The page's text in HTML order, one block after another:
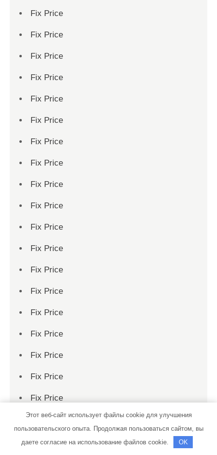
Fix Price
Fix Price
Fix Price
Fix Price
Fix Price
Fix Price
Fix Price
Fix Price
Fix Price
Fix Price
Fix Price
Fix Price
Fix Price
Fix Price
Fix Price
Fix Price
Fix Price
Fix Price
Fix Price
Fix Price
Fix Price
Этот веб-сайт использует файлы cookie для улучшения
пользовательского опыта. Продолжая пользоваться сайтом, вы
даете согласие на использование файлов cookie.
OK